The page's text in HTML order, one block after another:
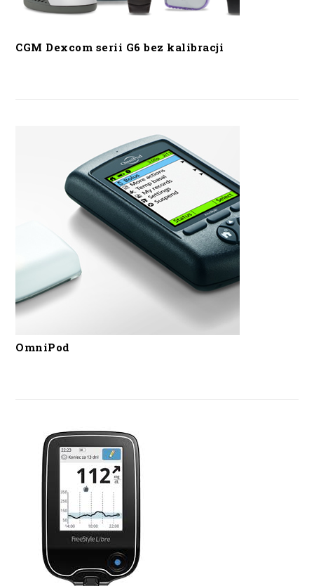
CGM Dexcom serii G6 bez kalibracji
OmniPod